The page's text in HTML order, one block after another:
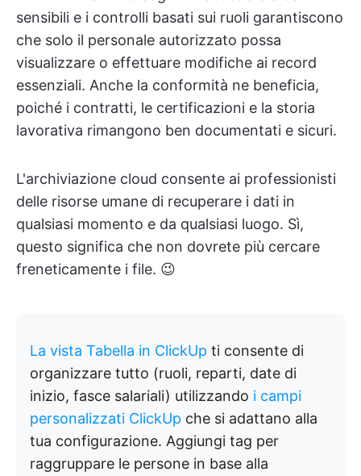
sensibili e i controlli basati sui ruoli garantiscono
che solo il personale autorizzato possa
visualizzare o effettuare modifiche ai record
essenziali. Anche la conformità ne beneficia,
poiché i contratti, le certificazioni e la storia
lavorativa rimangono ben documentati e sicuri.
L'archiviazione cloud consente ai professionisti
delle risorse umane di recuperare i dati in
qualsiasi momento e da qualsiasi luogo. Sì,
questo significa che non dovrete più cercare
freneticamente i file. 😉
La vista Tabella in ClickUp ti consente di
organizzare tutto (ruoli, reparti, date di
inizio, fasce salariali) utilizzando i campi
personalizzati ClickUp che si adattano alla
tua configurazione. Aggiungi tag per
raggruppare le persone in base alla